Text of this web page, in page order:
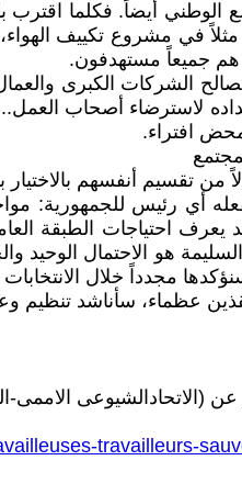
مثلاً في مشروع تكييف
هم جميعاً مستهدفون.
الشركات الكبرى
يثبت استعداده لاسترضاء
افتراء.
من تقسيم أنفسهم
أي رئيس للجمهورية:
احتياجات الطبقة
السليمة هو الاحتمال
خلال الانتخابات الرئاسية لعام
عظماء، سأناشد تنظيم
(الاتحادالشيوعى
travailleurs-